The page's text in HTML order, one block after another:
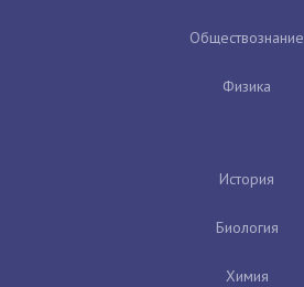
Обществознание
Физика
История
Биология
Химия